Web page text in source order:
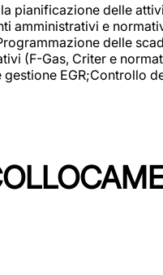
pianificazione delle
e
delle
(F-Gas, Criter e